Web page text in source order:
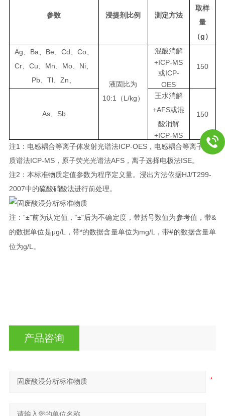
参数 浸提剂比例 测定方法
取样
量
（g ）
Ag、 Ba、 Be、 Cd、 Co、
Cr、Cu、 Mn、 Mo、 Ni、
Pb、Tl、Zn、
液固比为
10:1 （ L/kg ）
混酸消解
+ICP-MS
或ICP-
OES
150
As、 Sb
王水消解
+AFS或混
酸消解
+ICP-MS
150
注1 ：电感耦合等离子体发射光谱法ICP-OES，电感耦合等离子体
质谱法ICP-MS，原子荧光光谱法AFS，离子选择电极法ISE。
注2 ：本标准物质定值参数为程序定义量。浸出方法依据HJ/T299-
2007中的硫酸硝酸法进行前处理。
注：“±"前为认定值， “±"后为不确定度，带括号数值为参考值，带&
的数据单位是μg/L ，带*的数据含量单位为mg/L ，带#的数据含量单
位为g/L 。
产品咨询